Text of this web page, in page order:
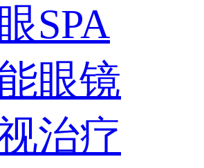
SPA
眼镜
治疗